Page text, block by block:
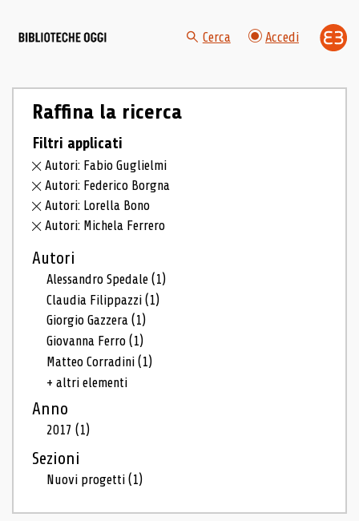
Cerca Accedi
Raffina la ricerca
Filtri applicati
Autori: Fabio Guglielmi
Autori: Federico Borgna
Autori: Lorella Bono
Autori: Michela Ferrero
Autori
Alessandro Spedale(1)
Claudia Filippazzi(1)
Giorgio Gazzera(1)
Giovanna Ferro(1)
Matteo Corradini(1)
+ altri elementi
Anno
2017(1)
Sezioni
Nuovi progetti(1)